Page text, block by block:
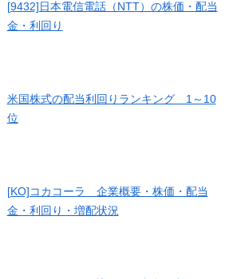
[9432]日本電信電話（NTT）の株価・配当
金・利回り
米国株式の配当利回りランキング 1～10
位
[KO]コカコーラ 企業概要・株価・配当
金・利回り・増配状況